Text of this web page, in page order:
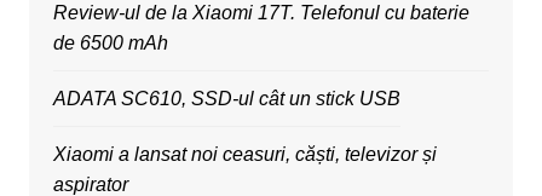
Review-ul de la Xiaomi 17T. Telefonul cu baterie
de 6500 mAh
ADATA SC610, SSD-ul cât un stick USB
Xiaomi a lansat noi ceasuri, căști, televizor și
aspirator